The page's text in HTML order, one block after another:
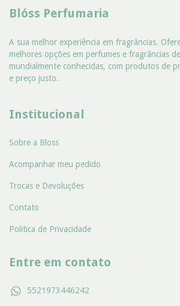
Blóss Perfumaria
A sua melhor experiência em fragrâncias.
melhores opções em perfumes e fragrâncias
mundialmente conhecidas, com produtos de
e preço justo.
Institucional
Sobre a Bloss
Acompanhar meu pedido
Trocas e Devoluções
Contato
Politica de Privacidade
Entre em contato
5521973446242